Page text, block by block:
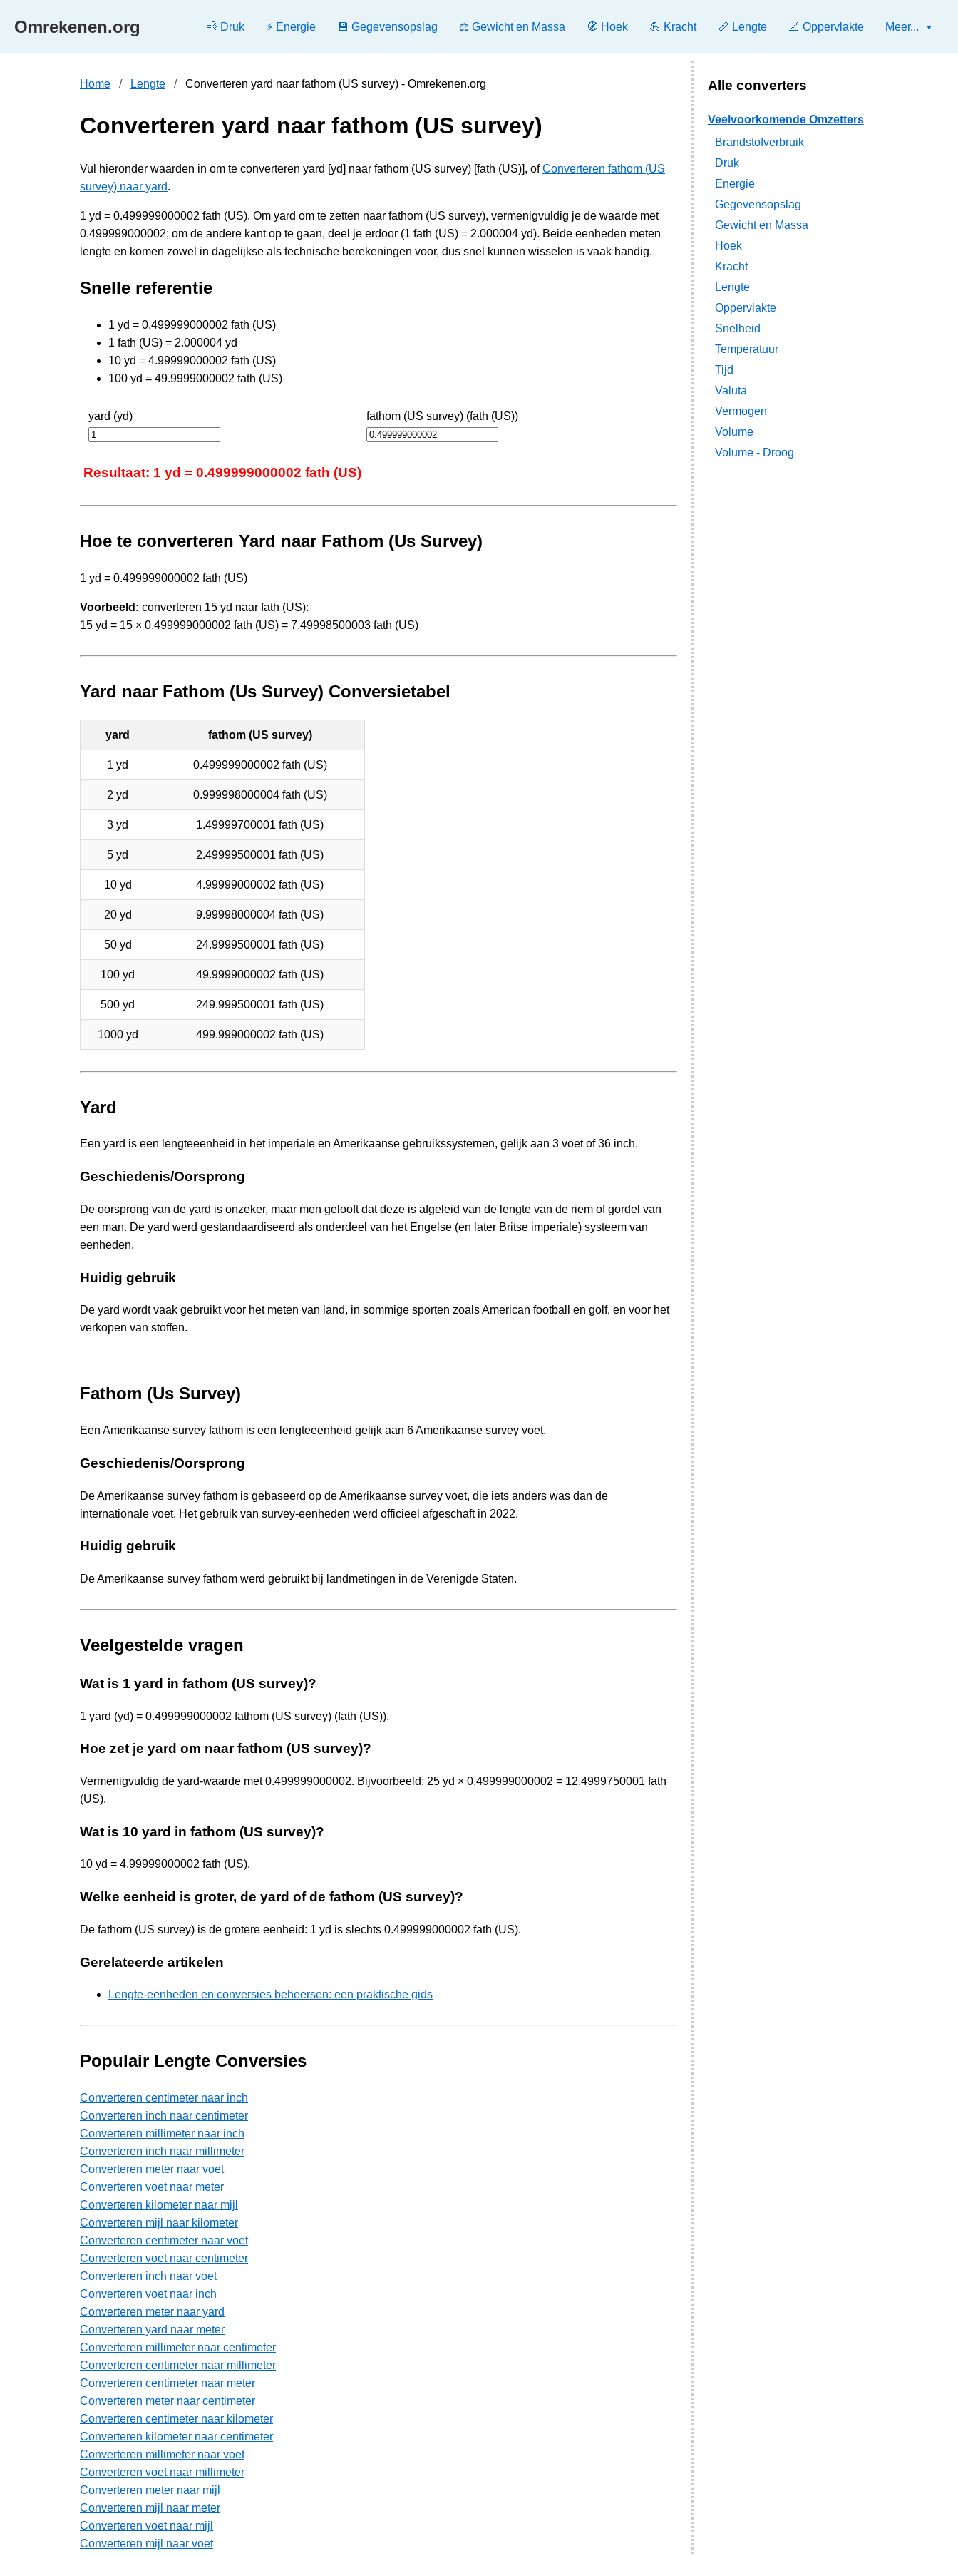
Omrekenen.org 💨 Druk ⚡ Energie 💾 Gegevensopslag ⚖️ Gewicht en Massa 🧭 Hoek 💪 Kracht 📏 Lengte 📐 Oppervlakte Meer...
Home Lengte Converteren yard naar fathom (US survey) - Omrekenen.org
Converteren yard naar fathom (US survey)
Vul hieronder waarden in om te converteren yard [yd] naar fathom (US survey) [fath (US)], ofConverteren fathom (US
survey) naar yard.
1 yd = 0.499999000002 fath (US). Om yard om te zetten naar fathom (US survey), vermenigvuldig je de waarde met
0.499999000002; om de andere kant op te gaan, deel je erdoor (1 fath (US) = 2.000004 yd). Beide eenheden meten
lengte en komen zowel in dagelijkse als technische berekeningen voor, dus snel kunnen wisselen is vaak handig.
Snelle referentie
1 yd = 0.499999000002 fath (US)
1 fath (US) = 2.000004 yd
10 yd = 4.99999000002 fath (US)
100 yd = 49.9999000002 fath (US)
yard (yd) fathom (US survey) (fath (US))
Resultaat: 1 yd = 0.499999000002 fath (US)
Hoe te converteren Yard naar Fathom (Us Survey)
1 yd = 0.499999000002 fath (US)
Voorbeeld: converteren 15 yd naar fath (US):
15 yd = 15 × 0.499999000002 fath (US) = 7.49998500003 fath (US)
Yard naar Fathom (Us Survey) Conversietabel
yard fathom (US survey)
1 yd 0.499999000002 fath (US)
2 yd 0.999998000004 fath (US)
3 yd 1.49999700001 fath (US)
5 yd 2.49999500001 fath (US)
10 yd 4.99999000002 fath (US)
20 yd 9.99998000004 fath (US)
50 yd 24.9999500001 fath (US)
100 yd 49.9999000002 fath (US)
500 yd 249.999500001 fath (US)
1000 yd 499.999000002 fath (US)
Yard
Een yard is een lengteeenheid in het imperiale en Amerikaanse gebruikssystemen, gelijk aan 3 voet of 36 inch.
Geschiedenis/Oorsprong
De oorsprong van de yard is onzeker, maar men gelooft dat deze is afgeleid van de lengte van de riem of gordel van
een man. De yard werd gestandaardiseerd als onderdeel van het Engelse (en later Britse imperiale) systeem van
eenheden.
Huidig gebruik
De yard wordt vaak gebruikt voor het meten van land, in sommige sporten zoals American football en golf, en voor het
verkopen van stoffen.
Fathom (Us Survey)
Een Amerikaanse survey fathom is een lengteeenheid gelijk aan 6 Amerikaanse survey voet.
Geschiedenis/Oorsprong
De Amerikaanse survey fathom is gebaseerd op de Amerikaanse survey voet, die iets anders was dan de
internationale voet. Het gebruik van survey-eenheden werd officieel afgeschaft in 2022.
Huidig gebruik
De Amerikaanse survey fathom werd gebruikt bij landmetingen in de Verenigde Staten.
Veelgestelde vragen
Wat is 1 yard in fathom (US survey)?
1 yard (yd) = 0.499999000002 fathom (US survey) (fath (US)).
Hoe zet je yard om naar fathom (US survey)?
Vermenigvuldig de yard-waarde met 0.499999000002. Bijvoorbeeld: 25 yd × 0.499999000002 = 12.4999750001 fath
(US).
Wat is 10 yard in fathom (US survey)?
10 yd = 4.99999000002 fath (US).
Welke eenheid is groter, de yard of de fathom (US survey)?
De fathom (US survey) is de grotere eenheid: 1 yd is slechts 0.499999000002 fath (US).
Gerelateerde artikelen
Lengte-eenheden en conversies beheersen: een praktische gids
Populair Lengte Conversies
Converteren centimeter naar inch
Converteren inch naar centimeter
Converteren millimeter naar inch
Converteren inch naar millimeter
Converteren meter naar voet
Converteren voet naar meter
Converteren kilometer naar mijl
Converteren mijl naar kilometer
Converteren centimeter naar voet
Converteren voet naar centimeter
Converteren inch naar voet
Converteren voet naar inch
Converteren meter naar yard
Converteren yard naar meter
Converteren millimeter naar centimeter
Converteren centimeter naar millimeter
Converteren centimeter naar meter
Converteren meter naar centimeter
Converteren centimeter naar kilometer
Converteren kilometer naar centimeter
Converteren millimeter naar voet
Converteren voet naar millimeter
Converteren meter naar mijl
Converteren mijl naar meter
Converteren voet naar mijl
Converteren mijl naar voet
Alle converters
Veelvoorkomende Omzetters
Brandstofverbruik
Druk
Energie
Gegevensopslag
Gewicht en Massa
Hoek
Kracht
Lengte
Oppervlakte
Snelheid
Temperatuur
Tijd
Valuta
Vermogen
Volume
Volume - Droog